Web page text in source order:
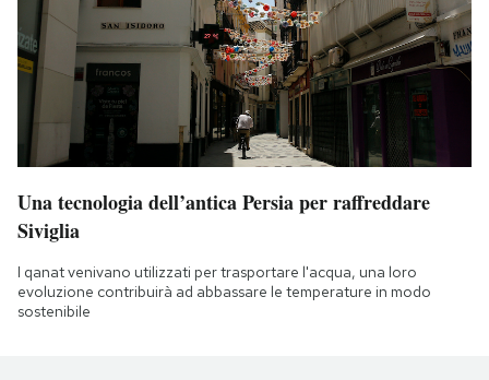
Una tecnologia dell’antica Persia per raffreddare
Siviglia
I qanat venivano utilizzati per trasportare l'acqua, una loro
evoluzione contribuirà ad abbassare le temperature in modo
sostenibile